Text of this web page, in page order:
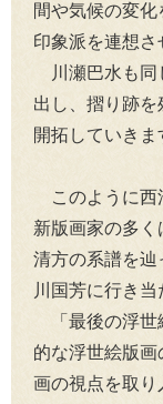
間や気候の変
印象派を連想さ
川瀬巴水も同
出し、摺り跡
開拓していきま
このように西
新版画家の多
清方の系譜を辿
川国芳に行き当
「最後の浮世
的な浮世絵版
画の視点を取